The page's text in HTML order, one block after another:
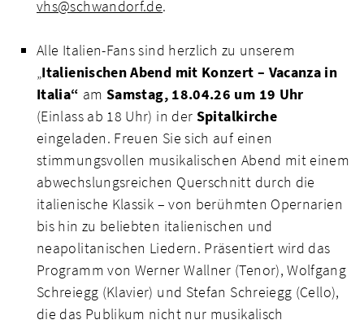
vhs@schwandorf.de.
Alle Italien-Fans sind herzlich zu unserem
„Italienischen Abend mit Konzert – Vacanza in
Italia“ am Samstag, 18.04.26 um 19 Uhr
(Einlass ab 18 Uhr) in der Spitalkirche
eingeladen. Freuen Sie sich auf einen
stimmungsvollen musikalischen Abend mit einem
abwechslungsreichen Querschnitt durch die
italienische Klassik – von berühmten Opernarien
bis hin zu beliebten italienischen und
neapolitanischen Liedern. Präsentiert wird das
Programm von Werner Wallner (Tenor), Wolfgang
Schreiegg (Klavier) und Stefan Schreiegg (Cello),
die das Publikum nicht nur musikalisch